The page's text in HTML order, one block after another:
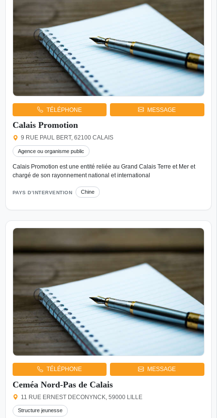
TÉLÉPHONE MESSAGE
Calais Promotion
9 RUE PAUL BERT, 62100 CALAIS
Agence ou organisme public
Calais Promotion est une entité reliée au Grand Calais Terre et Mer et
chargé de son rayonnement national et international
PAYS D’INTERVENTION Chine
TÉLÉPHONE MESSAGE
Ceméa Nord-Pas de Calais
11 RUE ERNEST DECONYNCK, 59000 LILLE
Structure jeunesse